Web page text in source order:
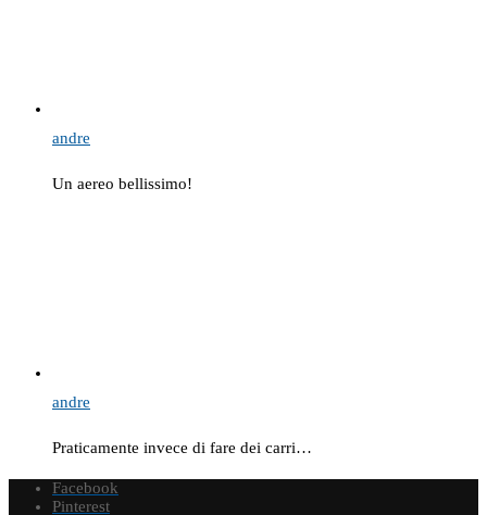
andre
Un aereo bellissimo!
andre
Praticamente invece di fare dei carri…
Facebook
Pinterest